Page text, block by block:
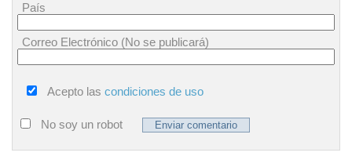
País
Correo Electrónico (No se publicará)
Acepto las condiciones de uso
No soy un robot